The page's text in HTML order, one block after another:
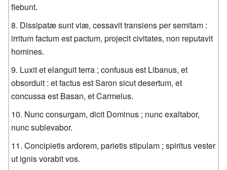
flebunt.
Dissipatæ sunt viæ, cessavit transiens per semitam :
irritum factum est pactum, projecit civitates, non reputavit
homines.
Luxit et elanguit terra ; confusus est Libanus, et
obsorduit : et factus est Saron sicut desertum, et
concussa est Basan, et Carmelus.
Nunc consurgam, dicit Dominus ; nunc exaltabor,
nunc sublevabor.
Concipietis ardorem, parietis stipulam ; spiritus vester
ut ignis vorabit vos.